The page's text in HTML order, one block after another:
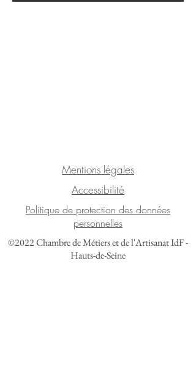
Mentions légales
Accessibilité
Politique de protection des données
personnelles
©2022 Chambre de Métiers et de l'Artisanat IdF -
Hauts-de-Seine